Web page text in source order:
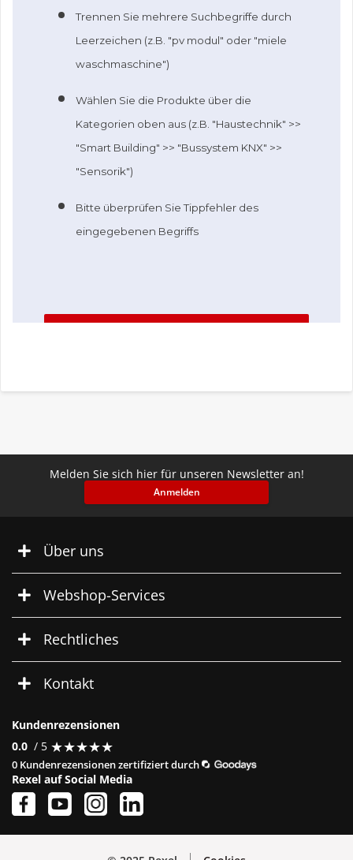
Melden Sie sich hier für unseren Newsletter an!
Anmelden
Über uns
Webshop-Services
Rechtliches
Kontakt
Kundenrezensionen
0.0 / 5 ★★★★★
★★★★★
0 Kundenrezensionen zertifiziert durch
Rexel auf Social Media